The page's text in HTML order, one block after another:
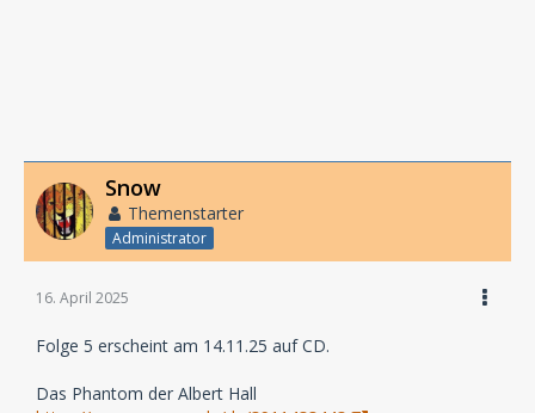
Snow
Themenstarter
Administrator
16. April 2025
Folge 5 erscheint am 14.11.25 auf CD.
Das Phantom der Albert Hall